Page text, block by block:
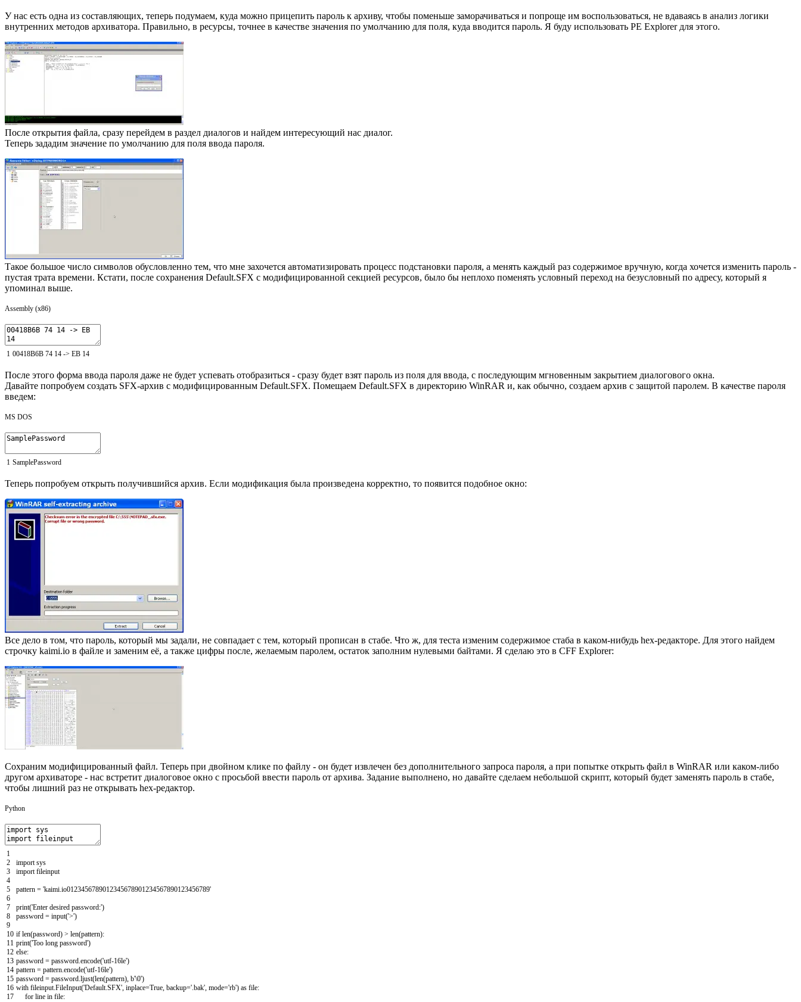
У нас есть одна из составляющих, теперь подумаем, куда можно прицепить пароль к архиву, чтобы поменьше заморачиваться и попроще им воспользоваться, не вдаваясь в анализ логики
внутренних методов архиватора. Правильно, в ресурсы, точнее в качестве значения по умолчанию для поля, куда вводится пароль. Я буду использовать PE Explorer для этого.
После открытия файла, сразу перейдем в раздел диалогов и найдем интересующий нас диалог.
Теперь зададим значение по умолчанию для поля ввода пароля.
Такое большое число символов обусловленно тем, что мне захочется автоматизировать процесс подстановки пароля, а менять каждый раз содержимое вручную, когда хочется изменить пароль -
пустая трата времени. Кстати, после сохранения Default.SFX с модифицированной секцией ресурсов, было бы неплохо поменять условный переход на безусловный по адресу, который я
упоминал выше.
Assembly (x86)
1 00418B6B 74 14 -> EB 14
После этого форма ввода пароля даже не будет успевать отобразиться - сразу будет взят пароль из поля для ввода, с последующим мгновенным закрытием диалогового окна.
Давайте попробуем создать SFX-архив с модифицированным Default.SFX. Помещаем Default.SFX в директорию WinRAR и, как обычно, создаем архив с защитой паролем. В качестве пароля
введем:
MS DOS
1 SamplePassword
Теперь попробуем открыть получившийся архив. Если модификация была произведена корректно, то появится подобное окно:
Все дело в том, что пароль, который мы задали, не совпадает с тем, который прописан в стабе. Что ж, для теста изменим содержимое стаба в каком-нибудь hex-редакторе. Для этого найдем
строчку kaimi.io в файле и заменим её, а также цифры после, желаемым паролем, остаток заполним нулевыми байтами. Я сделаю это в CFF Explorer:
Сохраним модифицированный файл. Теперь при двойном клике по файлу - он будет извлечен без дополнительного запроса пароля, а при попытке открыть файл в WinRAR или каком-либо
другом архиваторе - нас встретит диалоговое окно с просьбой ввести пароль от архива. Задание выполнено, но давайте сделаем небольшой скрипт, который будет заменять пароль в стабе,
чтобы лишний раз не открывать hex-редактор.
Python
1
2
3
4
5
6
7
8
9
10
11
12
13
14
15
16
17
import sys
import fileinput
pattern = 'kaimi.io0123456789012345678901234567890123456789'
print('Enter desired password:')
password = input('>')
if len(password) > len(pattern):
print('Too long password')
else:
password = password encode('utf-16le')
pattern = pattern encode('utf-16le')
password = password ljust(len(pattern) b'\0')
with fileinput FileInput('Default.SFX' inplace=True backup='.bak' mode='rb') as file:
for line in file: